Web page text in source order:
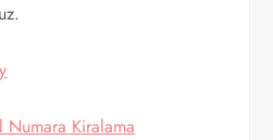
Kiralama